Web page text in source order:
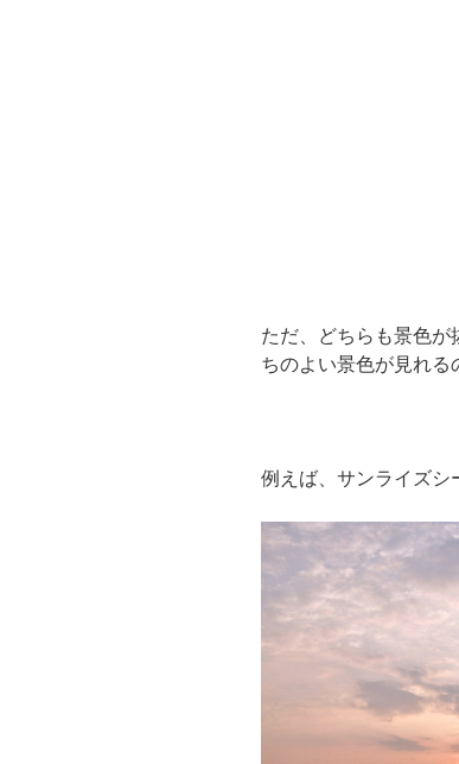
ただ、どちらも景色
ちのよい景色が見れる
例えば、サンライズシ